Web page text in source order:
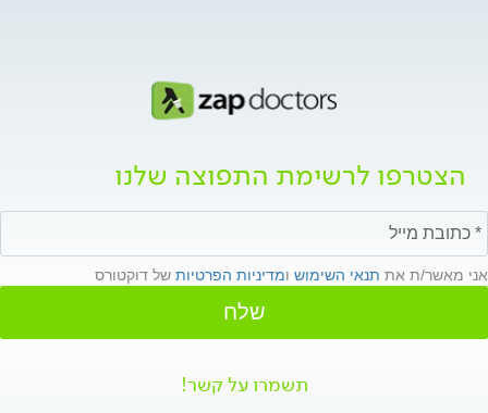
הצטרפו לרשימת התפוצה שלנו
אני מאשר/ת את תנאי השימוש ומדיניות הפרטיות של דוקטורס
שלח
תשמרו על קשר!